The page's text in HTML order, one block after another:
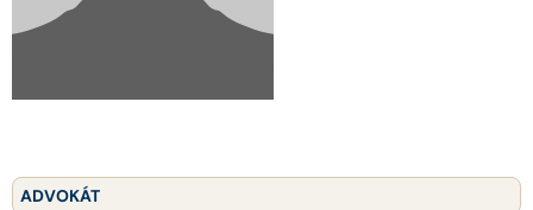
ADVOKÁT